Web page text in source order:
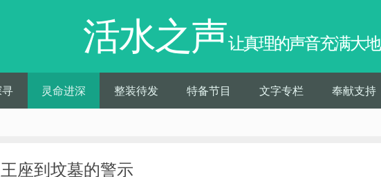
活水之声让真理的声音充满大地
灵命进深 整装待发 特备节目 文字专栏 奉献支持
座到坟墓的警示